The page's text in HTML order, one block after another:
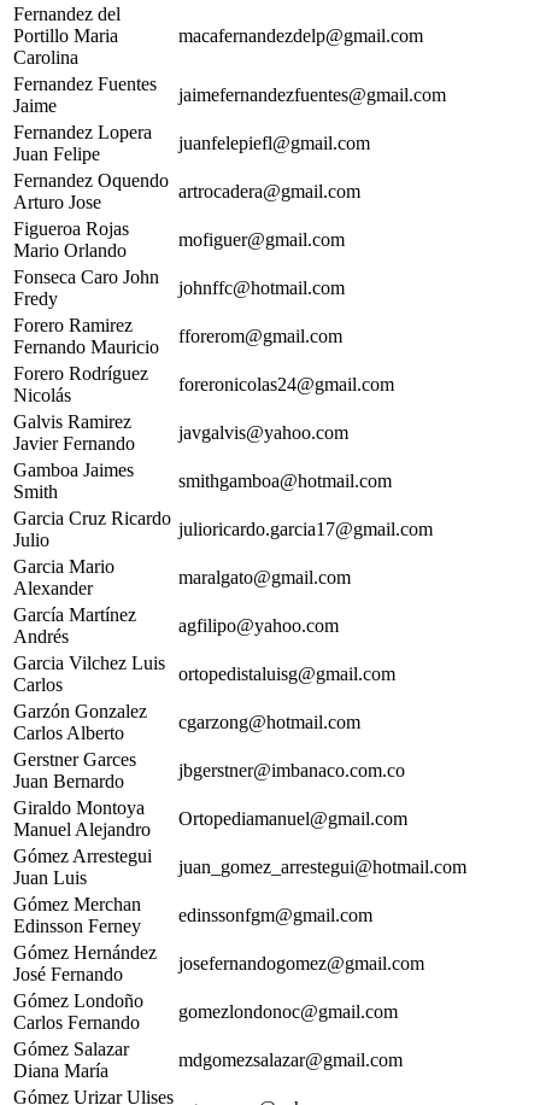
Fernandez del
Portillo Maria
Carolina
macafernandezdelp@gmail.com
Fernandez Fuentes
Jaime
jaimefernandezfuentes@gmail.com
Fernandez Lopera
Juan Felipe
juanfelepiefl@gmail.com
Fernandez Oquendo
Arturo Jose
artrocadera@gmail.com
Figueroa Rojas
Mario Orlando
mofiguer@gmail.com
Fonseca Caro John
Fredy
johnffc@hotmail.com
Forero Ramirez
Fernando Mauricio
fforerom@gmail.com
Forero Rodríguez
Nicolás
foreronicolas24@gmail.com
Galvis Ramirez
Javier Fernando
javgalvis@yahoo.com
Gamboa Jaimes
Smith
smithgamboa@hotmail.com
Garcia Cruz Ricardo
Julio
julioricardo.garcia17@gmail.com
Garcia Mario
Alexander
maralgato@gmail.com
García Martínez
Andrés
agfilipo@yahoo.com
Garcia Vilchez Luis
Carlos
ortopedistaluisg@gmail.com
Garzón Gonzalez
Carlos Alberto
cgarzong@hotmail.com
Gerstner Garces
Juan Bernardo
jbgerstner@imbanaco.com.co
Giraldo Montoya
Manuel Alejandro
Ortopediamanuel@gmail.com
Gómez Arrestegui
Juan Luis
juan_gomez_arrestegui@hotmail.com
Gómez Merchan
Edinsson Ferney
edinssonfgm@gmail.com
Gómez Hernández
José Fernando
josefernandogomez@gmail.com
Gómez Londoño
Carlos Fernando
gomezlondonoc@gmail.com
Gómez Salazar
Diana María
mdgomezsalazar@gmail.com
Gómez Urizar Ulises